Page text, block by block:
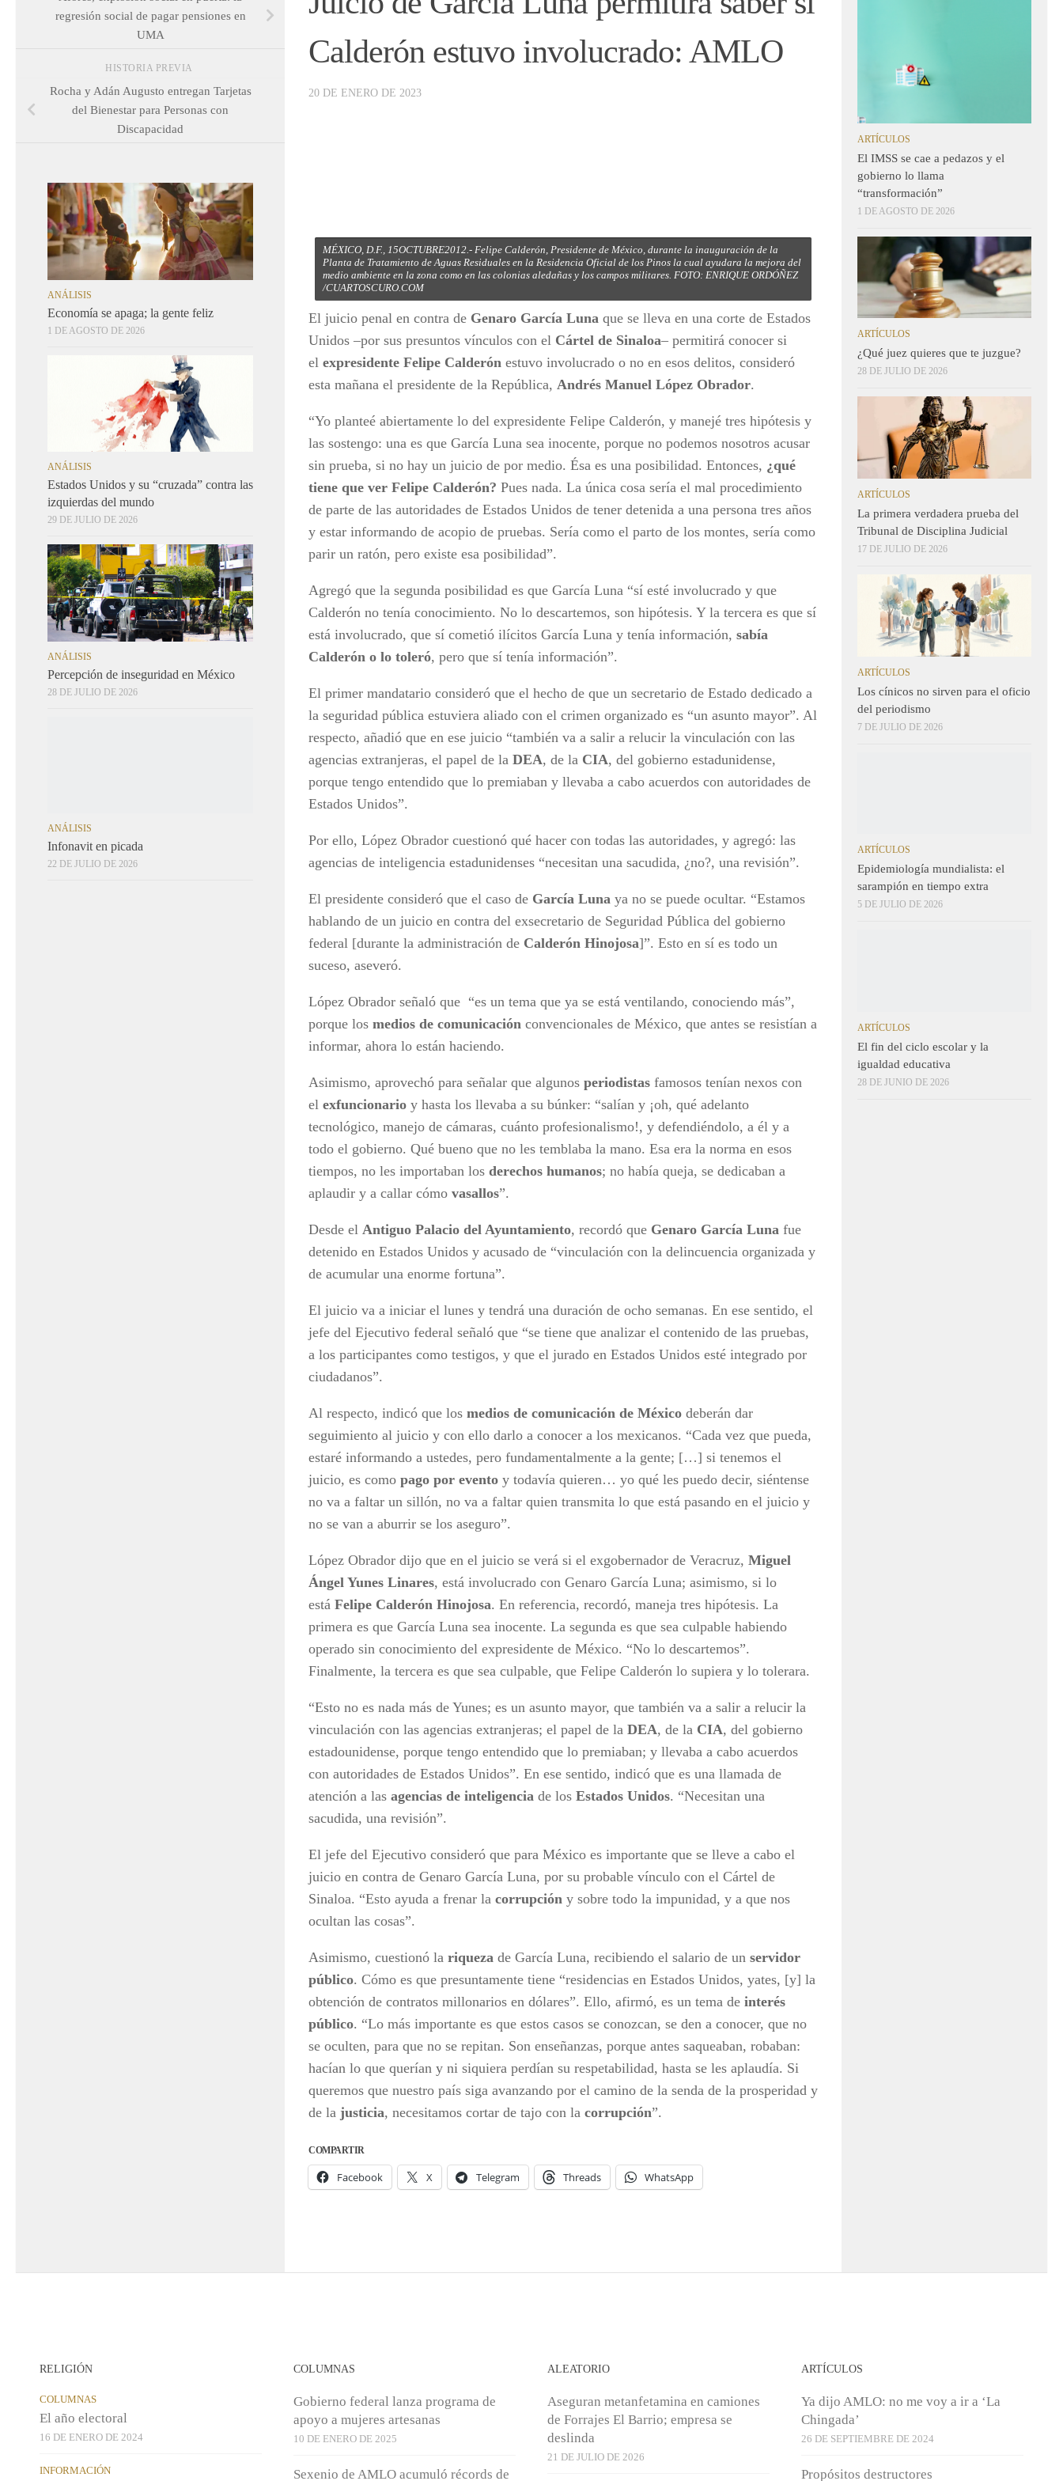
Calderón estuvo involucrado: AMLO
20 DE ENERO DE 2023
MÉXICO, D.F., 15OCTUBRE2012.- Felipe Calderón, Presidente de México, durante la inauguración de la
Planta de Tratamiento de Aguas Residuales en la Residencia Oficial de los Pinos la cual ayudara la mejora del
medio ambiente en la zona como en las colonias aledañas y los campos militares. FOTO: ENRIQUE ORDÓÑEZ
/CUARTOSCURO.COM
El juicio penal en contra de Genaro García Luna que se lleva en una corte de Estados
Unidos –por sus presuntos vínculos con el Cártel de Sinaloa– permitirá conocer si
el expresidente Felipe Calderón estuvo involucrado o no en esos delitos, consideró
esta mañana el presidente de la República, Andrés Manuel López Obrador.
“Yo planteé abiertamente lo del expresidente Felipe Calderón, y manejé tres hipótesis y
las sostengo: una es que García Luna sea inocente, porque no podemos nosotros acusar
sin prueba, si no hay un juicio de por medio. Ésa es una posibilidad. Entonces, ¿qué
tiene que ver Felipe Calderón? Pues nada. La única cosa sería el mal procedimiento
de parte de las autoridades de Estados Unidos de tener detenida a una persona tres años
y estar informando de acopio de pruebas. Sería como el parto de los montes, sería como
parir un ratón, pero existe esa posibilidad”.
Agregó que la segunda posibilidad es que García Luna “sí esté involucrado y que
Calderón no tenía conocimiento. No lo descartemos, son hipótesis. Y la tercera es que sí
está involucrado, que sí cometió ilícitos García Luna y tenía información, sabía
Calderón o lo toleró, pero que sí tenía información”.
El primer mandatario consideró que el hecho de que un secretario de Estado dedicado a
la seguridad pública estuviera aliado con el crimen organizado es “un asunto mayor”. Al
respecto, añadió que en ese juicio “también va a salir a relucir la vinculación con las
agencias extranjeras, el papel de la DEA, de la CIA, del gobierno estadunidense,
porque tengo entendido que lo premiaban y llevaba a cabo acuerdos con autoridades de
Estados Unidos”.
Por ello, López Obrador cuestionó qué hacer con todas las autoridades, y agregó: las
agencias de inteligencia estadunidenses “necesitan una sacudida, ¿no?, una revisión”.
El presidente consideró que el caso de García Luna ya no se puede ocultar. “Estamos
hablando de un juicio en contra del exsecretario de Seguridad Pública del gobierno
federal [durante la administración de Calderón Hinojosa]”. Esto en sí es todo un
suceso, aseveró.
López Obrador señaló que “es un tema que ya se está ventilando, conociendo más”,
porque los medios de comunicación convencionales de México, que antes se resistían a
informar, ahora lo están haciendo.
Asimismo, aprovechó para señalar que algunos periodistas famosos tenían nexos con
el exfuncionario y hasta los llevaba a su búnker: “salían y ¡oh, qué adelanto
tecnológico, manejo de cámaras, cuánto profesionalismo!, y defendiéndolo, a él y a
todo el gobierno. Qué bueno que no les temblaba la mano. Esa era la norma en esos
tiempos, no les importaban los derechos humanos; no había queja, se dedicaban a
aplaudir y a callar cómo vasallos”.
Desde el Antiguo Palacio del Ayuntamiento, recordó que Genaro García Luna fue
detenido en Estados Unidos y acusado de “vinculación con la delincuencia organizada y
de acumular una enorme fortuna”.
El juicio va a iniciar el lunes y tendrá una duración de ocho semanas. En ese sentido, el
jefe del Ejecutivo federal señaló que “se tiene que analizar el contenido de las pruebas,
a los participantes como testigos, y que el jurado en Estados Unidos esté integrado por
ciudadanos”.
Al respecto, indicó que los medios de comunicación de México deberán dar
seguimiento al juicio y con ello darlo a conocer a los mexicanos. “Cada vez que pueda,
estaré informando a ustedes, pero fundamentalmente a la gente; […] si tenemos el
juicio, es como pago por evento y todavía quieren… yo qué les puedo decir, siéntense
no va a faltar un sillón, no va a faltar quien transmita lo que está pasando en el juicio y
no se van a aburrir se los aseguro”.
López Obrador dijo que en el juicio se verá si el exgobernador de Veracruz, Miguel
Ángel Yunes Linares, está involucrado con Genaro García Luna; asimismo, si lo
está Felipe Calderón Hinojosa. En referencia, recordó, maneja tres hipótesis. La
primera es que García Luna sea inocente. La segunda es que sea culpable habiendo
operado sin conocimiento del expresidente de México. “No lo descartemos”.
Finalmente, la tercera es que sea culpable, que Felipe Calderón lo supiera y lo tolerara.
“Esto no es nada más de Yunes; es un asunto mayor, que también va a salir a relucir la
vinculación con las agencias extranjeras; el papel de la DEA, de la CIA, del gobierno
estadounidense, porque tengo entendido que lo premiaban; y llevaba a cabo acuerdos
con autoridades de Estados Unidos”. En ese sentido, indicó que es una llamada de
atención a las agencias de inteligencia de los Estados Unidos. “Necesitan una
sacudida, una revisión”.
El jefe del Ejecutivo consideró que para México es importante que se lleve a cabo el
juicio en contra de Genaro García Luna, por su probable vínculo con el Cártel de
Sinaloa. “Esto ayuda a frenar la corrupción y sobre todo la impunidad, y a que nos
ocultan las cosas”.
Asimismo, cuestionó la riqueza de García Luna, recibiendo el salario de un servidor
público. Cómo es que presuntamente tiene “residencias en Estados Unidos, yates, [y] la
obtención de contratos millonarios en dólares”. Ello, afirmó, es un tema de interés
público. “Lo más importante es que estos casos se conozcan, se den a conocer, que no
se oculten, para que no se repitan. Son enseñanzas, porque antes saqueaban, robaban:
hacían lo que querían y ni siquiera perdían su respetabilidad, hasta se les aplaudía. Si
queremos que nuestro país siga avanzando por el camino de la senda de la prosperidad y
de la justicia, necesitamos cortar de tajo con la corrupción”.
COMPARTIR
Facebook X Telegram Threads WhatsApp
regresión social de pagar pensiones en
UMA
HISTORIA PREVIA
Rocha y Adán Augusto entregan Tarjetas
del Bienestar para Personas con
Discapacidad
ANÁLISIS
Economía se apaga; la gente feliz
1 DE AGOSTO DE 2026
ANÁLISIS
Estados Unidos y su “cruzada” contra las
izquierdas del mundo
29 DE JULIO DE 2026
ANÁLISIS
Percepción de inseguridad en México
28 DE JULIO DE 2026
ARTÍCULOS
El IMSS se cae a pedazos y el
gobierno lo llama
“transformación”
1 DE AGOSTO DE 2026
ARTÍCULOS
¿Qué juez quieres que te juzgue?
28 DE JULIO DE 2026
ARTÍCULOS
La primera verdadera prueba del
Tribunal de Disciplina Judicial
17 DE JULIO DE 2026
ARTÍCULOS
Los cínicos no sirven para el oficio
del periodismo
7 DE JULIO DE 2026
ARTÍCULOS
Epidemiología mundialista: el
sarampión en tiempo extra
5 DE JULIO DE 2026
ARTÍCULOS
El fin del ciclo escolar y la
igualdad educativa
28 DE JUNIO DE 2026
RELIGIÓN
COLUMNAS
El año electoral
16 DE ENERO DE 2024
INFORMACIÓN
COLUMNAS
Gobierno federal lanza programa de
apoyo a mujeres artesanas
10 DE ENERO DE 2025
Sexenio de AMLO acumuló récords de
ALEATORIO
Aseguran metanfetamina en camiones
de Forrajes El Barrio; empresa se
deslinda
21 DE JULIO DE 2026
ARTÍCULOS
Ya dijo AMLO: no me voy a ir a ‘La
Chingada’
26 DE SEPTIEMBRE DE 2024
Propósitos destructores